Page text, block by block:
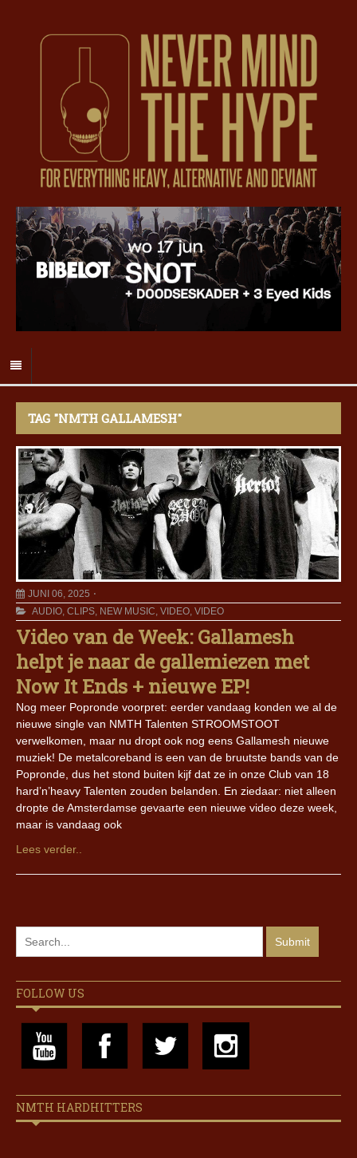
TAG "NMTH GALLAMESH"
JUNI 06, 2025
AUDIO, CLIPS, NEW MUSIC, VIDEO, VIDEO
Video van de Week: Gallamesh
helpt je naar de gallemiezen met
Now It Ends + nieuwe EP!
Nog meer Popronde voorpret: eerder vandaag konden we al de
nieuwe single van NMTH Talenten STROOMSTOOT
verwelkomen, maar nu dropt ook nog eens Gallamesh nieuwe
muziek! De metalcoreband is een van de bruutste bands van de
Popronde, dus het stond buiten kijf dat ze in onze Club van 18
hard’n’heavy Talenten zouden belanden. En ziedaar: niet alleen
dropte de Amsterdamse gevaarte een nieuwe video deze week,
maar is vandaag ook
Lees verder..
FOLLOW US
NMTH HARDHITTERS